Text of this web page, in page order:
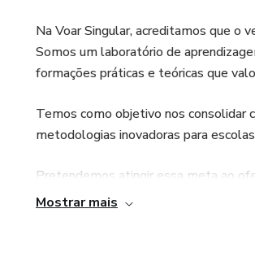
• Material
Para
suas
Amplie
Na Voar Singular, acreditamos que o
Somos um laboratório de
formações práticas e teóricas que
Temos como objetivo nos consolidar
metodologias inovadoras para
Pretendemos atingir essa meta ao
práticas pedagógicas baseadas em
Mostrar mais